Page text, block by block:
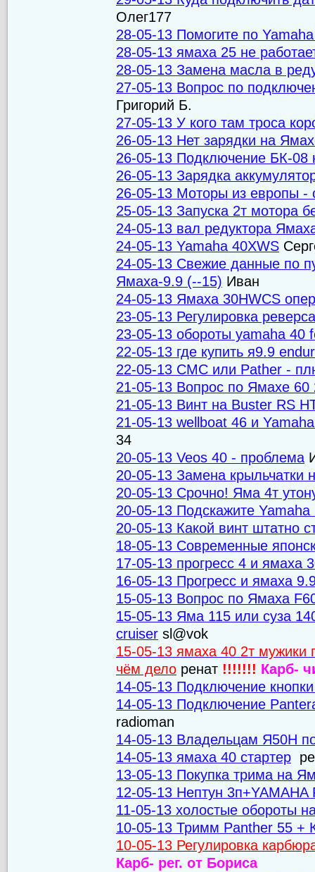
Олег177
28-05-13 Помогите по
28-05-13 ямаха 25 не
28-05-13 Замена масла в
27-05-13 Вопрос по
Григорий Б.
27-05-13 У кого там троса
26-05-13 Нет зарядки на
26-05-13 Подключение БК-08
26-05-13 Зарядка
26-05-13 Моторы из европы -
25-05-13 Запуска 2т мотора
24-05-13 вал редуктора
24-05-13 Yamaha 40XWS
24-05-13 Свежие данные по
Ямаха-9.9 (--15) Иван
24-05-13 Ямаха 30HWCS
23-05-13 Регулировка
23-05-13 обороты yamaha 40
22-05-13 где купить я9.9
22-05-13 СМС или Pather -
21-05-13 Вопрос по Ямахе 60
21-05-13 Винт на Buster RS
21-05-13 wellboat 46 и
34
20-05-13 Veos 40 - проблема
20-05-13 Замена
20-05-13 Срочно! Яма 4т
20-05-13 Подскажите
20-05-13 Какой винт штатно
18-05-13 Современные
17-05-13 прогресс 4 и ямаха
16-05-13 Прогресс и ямаха
15-05-13 Вопрос по Ямаха
15-05-13 Яма 115 или суза
cruiser sl@vok
15-05-13 ямаха 40 2т мужики
чём дело ренат !!!!!!! Карб-
14-05-13 Подключение
14-05-13 Подключение
radioman
14-05-13 Владельцам Я50Н
14-05-13 ямаха 40 стартер
13-05-13 Покупка трима на
12-05-13 Нептун 3п+YAMAHA
11-05-13 холостые обороты
10-05-13 Тримм Panther 55 +
10-05-13 Регулировка
Карб- рег. от Бориса